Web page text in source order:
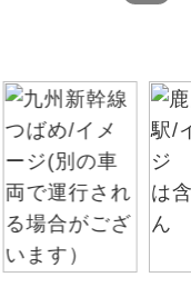
寄るコースです。
コースです。
風呂が付いていま
場が付いています。
ていますので、お食